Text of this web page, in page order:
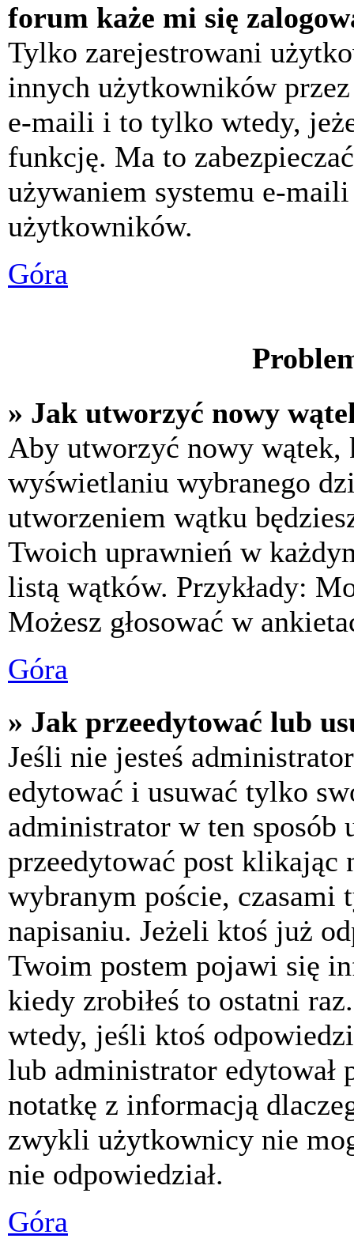
forum każe mi się
Tylko zarejestrowani
innych użytkowników
e-maili i to tylko wtedy,
funkcję. Ma to
używaniem systemu e-
użytkowników.
Góra
» Jak utworzyć nowy
Aby utworzyć nowy
wyświetlaniu wybranego
utworzeniem wątku
Twoich uprawnień w
listą wątków. Przykłady:
Możesz głosować w
Góra
» Jak przeedytować lub
Jeśli nie jesteś
edytować i usuwać tylko
administrator w ten sposób
przeedytować post klikając
wybranym poście, czasami
napisaniu. Jeżeli ktoś już
Twoim postem pojawi się
kiedy zrobiłeś to ostatni
wtedy, jeśli ktoś
lub administrator edytował
notatkę z informacją
zwykli użytkownicy nie
nie odpowiedział.
Góra